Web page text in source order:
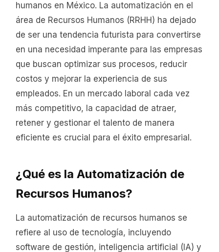
humanos en México. La automatización en el
área de Recursos Humanos (RRHH) ha dejado
de ser una tendencia futurista para convertirse
en una necesidad imperante para las empresas
que buscan optimizar sus procesos, reducir
costos y mejorar la experiencia de sus
empleados. En un mercado laboral cada vez
más competitivo, la capacidad de atraer,
retener y gestionar el talento de manera
eficiente es crucial para el éxito empresarial.
¿Qué es la Automatización de
Recursos Humanos?
La automatización de recursos humanos se
refiere al uso de tecnología, incluyendo
software de gestión, inteligencia artificial (IA) y